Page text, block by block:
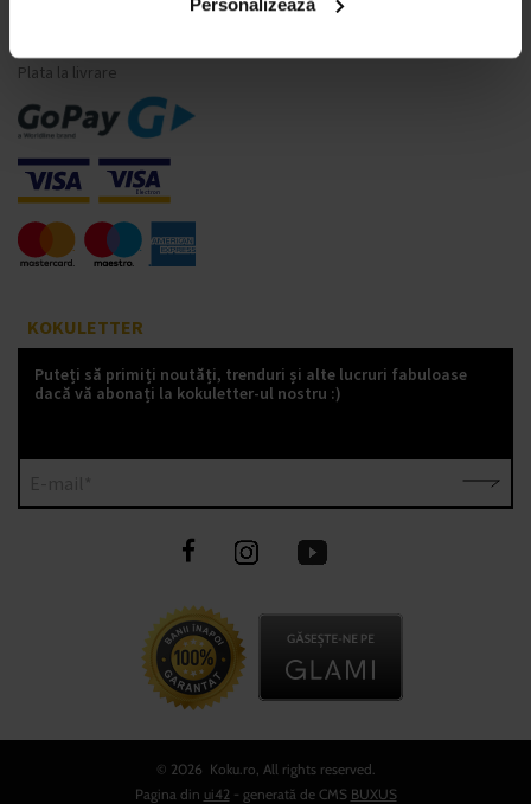
Plata la livrare
KOKULETTER
Puteți să primiți noutăți, trenduri și alte lucruri fabuloase
dacă vă abonați la kokuletter-ul nostru :)
© 2026 Koku.ro, All rights reserved.
Pagina din ui42 - generată de CMS BUXUS